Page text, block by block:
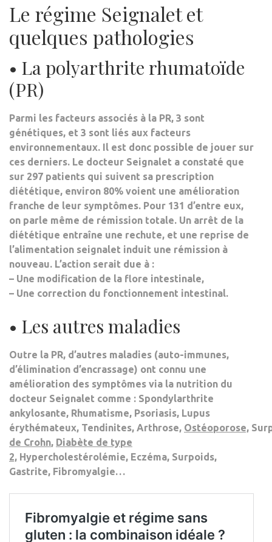
Le régime Seignalet et
quelques pathologies
• La polyarthrite rhumatoïde
(PR)
Parmi les facteurs associés à la PR, 3 sont
génétiques, et 3 sont liés aux facteurs
environnementaux. Il est donc possible de jouer sur
ces derniers. Le docteur Seignalet a constaté que
sur 297 patients qui suivent sa prescription
diététique, environ 80% voient une amélioration
franche de leur symptômes. Pour 131 d’entre eux,
on parle même de rémission totale. Un arrêt de la
diététique entraîne une rechute, et une reprise de
l’alimentation seignalet induit une rémission à
nouveau. L’action serait due à :
– Une modification de la flore intestinale,
– Une correction du fonctionnement intestinal.
• Les autres maladies
Outre la PR, d’autres maladies (auto-immunes,
d’élimination d’encrassage) ont connu une
amélioration des symptômes via la nutrition du
docteur Seignalet comme : Spondylarthrite
ankylosante, Rhumatisme, Psoriasis, Lupus
érythémateux, Tendinites, Arthrose, Ostéoporose,
de Crohn, Diabète de type
2, Hypercholestérolémie, Eczéma, Surpoids,
Gastrite, Fibromyalgie…